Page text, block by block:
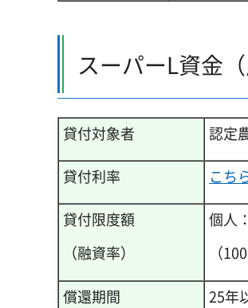
スーパーL資金
貸付対象者
認定
貸付利率
こち
貸付限度額
（融資率）
個人
（
償還期間
25年